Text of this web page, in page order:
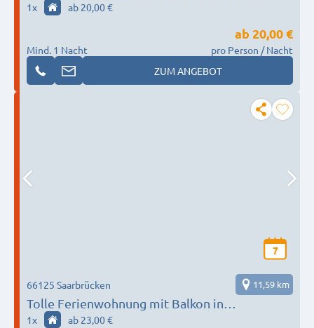
1x ab 20,00 €
Mind. 1 Nacht
ab 20,00 €
pro Person / Nacht
ZUM ANGEBOT
7
Tolle Ferienwohnung mit Balkon in
Saarbrücken Uni-Nähe
66125 Saarbrücken 11,59 km
1x ab 23,00 €